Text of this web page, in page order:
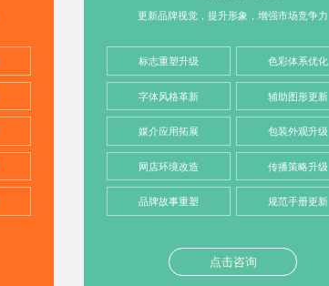
更新品牌视觉，提升形象，增强市场竞争力
标志重塑升级 色彩体系优化
字体风格革新 辅助图形更新
媒介应用拓展 包装外观升级
网店环境改造 传播策略升级
品牌故事重塑 规范手册更新
点击咨询